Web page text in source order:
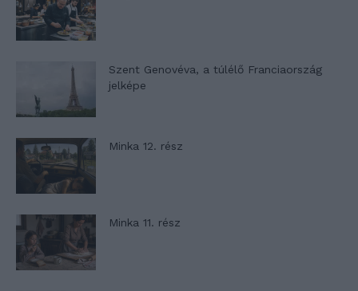
Szent Genovéva, a túlélő Franciaország
jelképe
Minka 12. rész
Minka 11. rész